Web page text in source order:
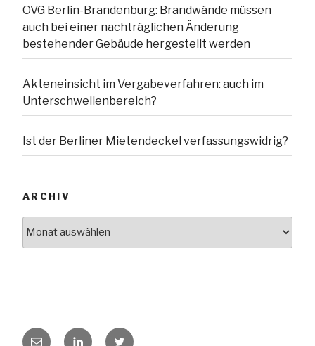
OVG Berlin-Brandenburg: Brandwände müssen
auch bei einer nachträglichen Änderung
bestehender Gebäude hergestellt werden
Akteneinsicht im Vergabeverfahren: auch im
Unterschwellenbereich?
Ist der Berliner Mietendeckel verfassungswidrig?
ARCHIV
E-
LinkedIn Twitter